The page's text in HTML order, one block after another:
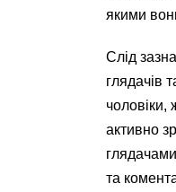
якими
Слід
глядачів
чоловіки,
активно
та